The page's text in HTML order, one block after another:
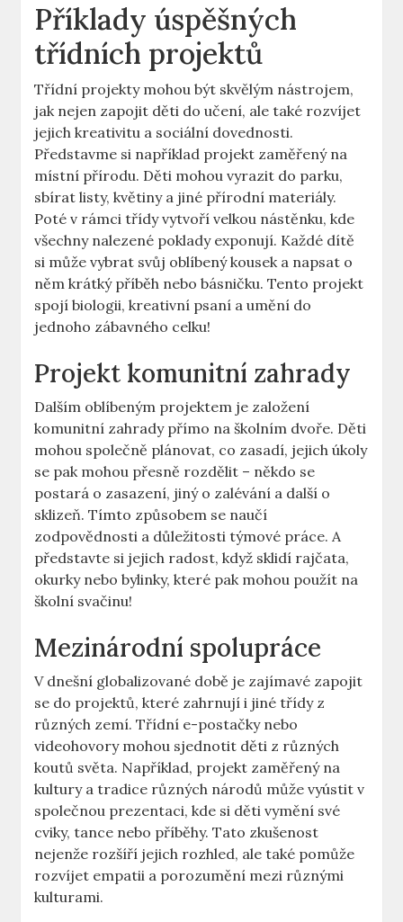
Příklady úspěšných
třídních projektů
Třídní projekty mohou být skvělým nástrojem,
jak nejen zapojit děti do učení, ale také rozvíjet
jejich kreativitu a sociální dovednosti.
Představme si například projekt zaměřený na
místní přírodu. Děti mohou vyrazit do parku,
sbírat listy, květiny a jiné přírodní materiály.
Poté v rámci třídy vytvoří velkou nástěnku, kde
všechny nalezené poklady exponují. Každé dítě
si může vybrat svůj oblíbený kousek a napsat o
něm krátký příběh nebo básničku. Tento projekt
spojí biologii, kreativní psaní a umění do
jednoho zábavného celku!
Projekt komunitní zahrady
Dalším oblíbeným projektem je založení
komunitní zahrady přímo na školním dvoře. Děti
mohou společně plánovat, co zasadí, jejich úkoly
se pak mohou přesně rozdělit – někdo se
postará o zasazení, jiný o zalévání a další o
sklizeň. Tímto způsobem se naučí
zodpovědnosti a důležitosti týmové práce. A
představte si jejich radost, když sklidí rajčata,
okurky nebo bylinky, které pak mohou použít na
školní svačinu!
Mezinárodní spolupráce
V dnešní globalizované době je zajímavé zapojit
se do projektů, které zahrnují i jiné třídy z
různých zemí. Třídní e-postačky nebo
videohovory mohou sjednotit děti z různých
koutů světa. Například, projekt zaměřený na
kultury a tradice různých národů může vyústit v
společnou prezentaci, kde si děti vymění své
cviky, tance nebo příběhy. Tato zkušenost
nejenže rozšíří jejich rozhled, ale také pomůže
rozvíjet empatii a porozumění mezi různými
kulturami.